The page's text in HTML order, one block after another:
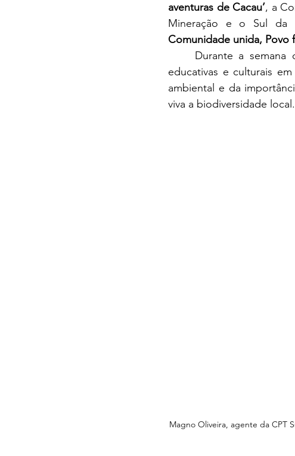
aventuras de Cacau’, a
Mineração e o Sul da
Comunidade unida, Povo
educativas e culturais
ambiental e da
viva a biodiversidade local.
Magno Oliveira, agente da CPT